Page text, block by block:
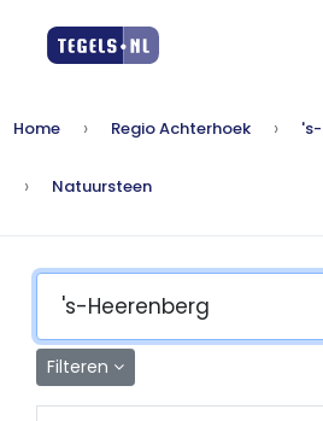
Home Regio Achterhoek
Natuursteen
Filteren